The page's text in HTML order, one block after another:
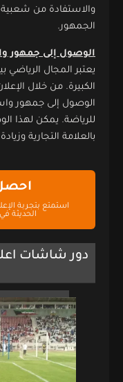
والاستفادة من شعبية
الجمهور.
الوصول إلى جمهور
يعتبر المجال الرياضي
الكبيرة. من خلال
الوصول إلى جمهور
للرياضة. يمكن لهذا
بالعلامة التجارية
الحديثة
دور شاشات